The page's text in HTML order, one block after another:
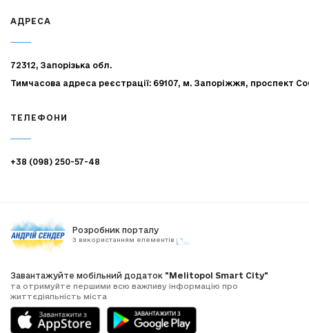
АДРЕСА
72312, Запорізька обл.
Тимчасова адреса реєстрації: 69107, м. Запоріжжя, проспект
ТЕЛЕФОНИ
+38 (098) 250-57-48
Розробник порталу
З використанням елементів
Завантажуйте мобільний додаток "Melitopol Smart City"
та отримуйте першими всю важливу інформацію про
життєдіяльність міста